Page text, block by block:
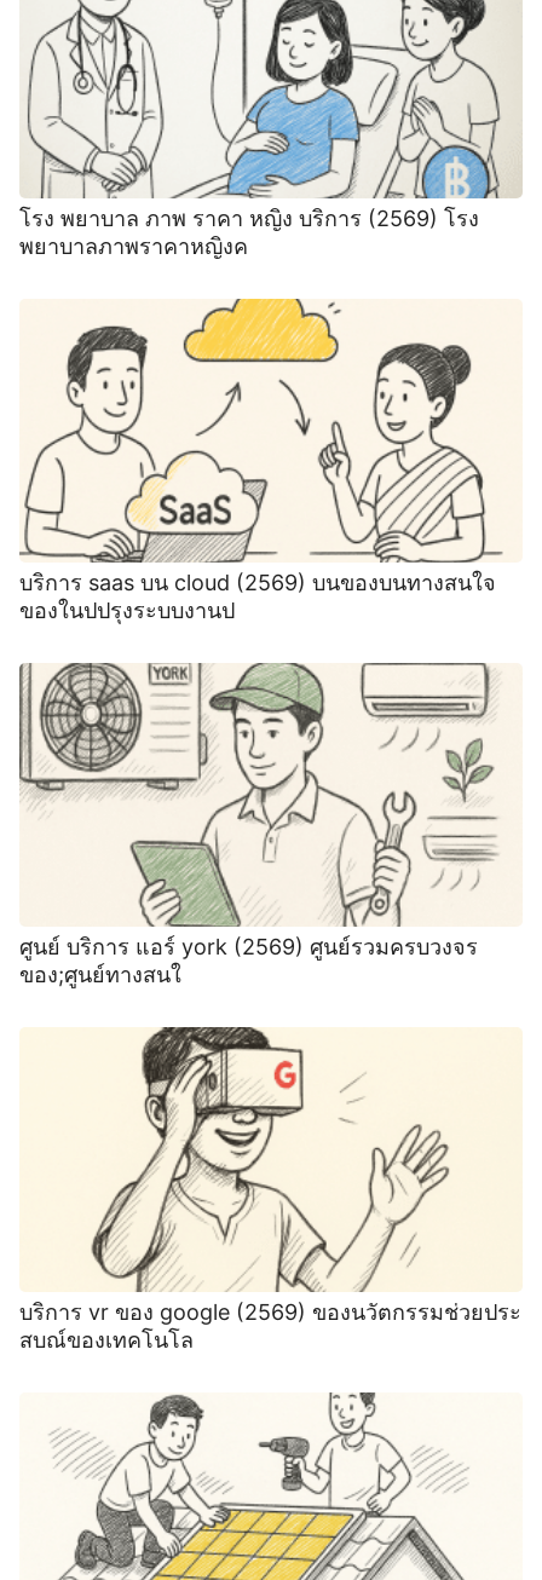
โรง พยาบาล ภาพ ราคา หญิง บริการ (2569) โรง
พยาบาลภาพราคาหญิงค
บริการ saas บน cloud (2569) บนของบนทางสนใจ
ของในปปรุงระบบงานป
ศูนย์ บริการ แอร์ york (2569) ศูนย์รวมครบวงจร
ของ;ศูนย์ทางสนใ
บริการ vr ของ google (2569) ของนวัตกรรมช่วยประ
สบณ์ของเทคโนโล